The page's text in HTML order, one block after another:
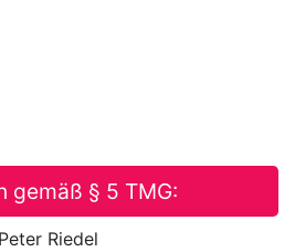
gemäß § 5 TMG:
Peter Riedel